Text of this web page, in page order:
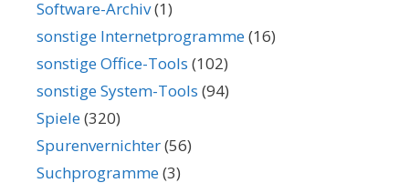
Software-Archiv(1)
sonstige Internetprogramme(16)
sonstige Office-Tools (102)
sonstige System-Tools (94)
Spiele(320)
Spurenvernichter(56)
Suchprogramme(3)